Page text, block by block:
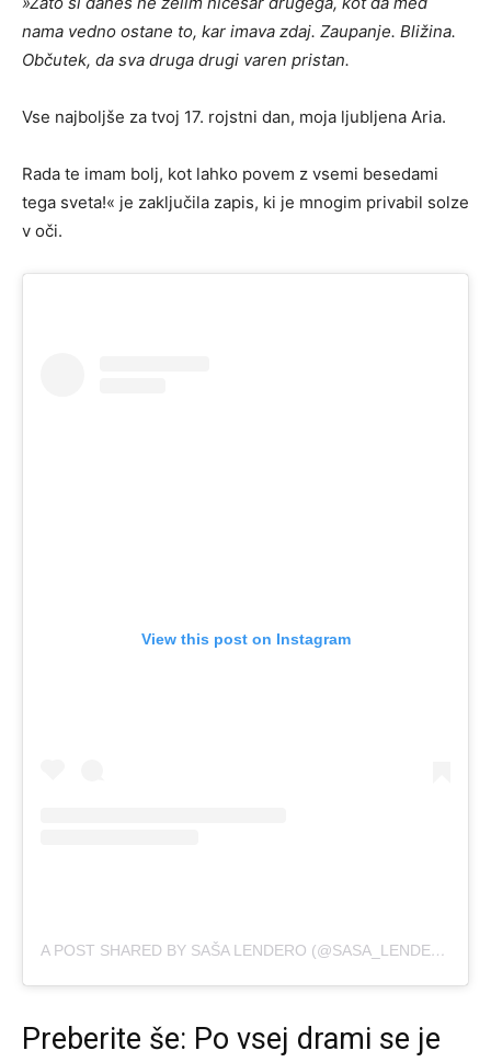
nama vedno ostane to, kar imava zdaj. Zaupanje. Bližina.
Občutek, da sva druga drugi varen pristan.
Vse najboljše za tvoj 17. rojstni dan, moja ljubljena Aria.
Rada te imam bolj, kot lahko povem z vsemi besedami
tega sveta!« je zaključila zapis, ki je mnogim privabil solze
v oči.
View this post on Instagram
A POST SHARED BY SAŠA LENDERO (@SASA_LENDERO)
Preberite še: Po vsej drami se je